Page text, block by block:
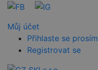
Můj účet
Přihlaste se prosím
Registrovat se